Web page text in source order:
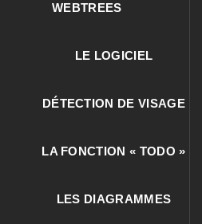
WEBTREES
LE LOGICIEL
DÉTECTION DE VISAGE
LA FONCTION « TODO »
LES DIAGRAMMES